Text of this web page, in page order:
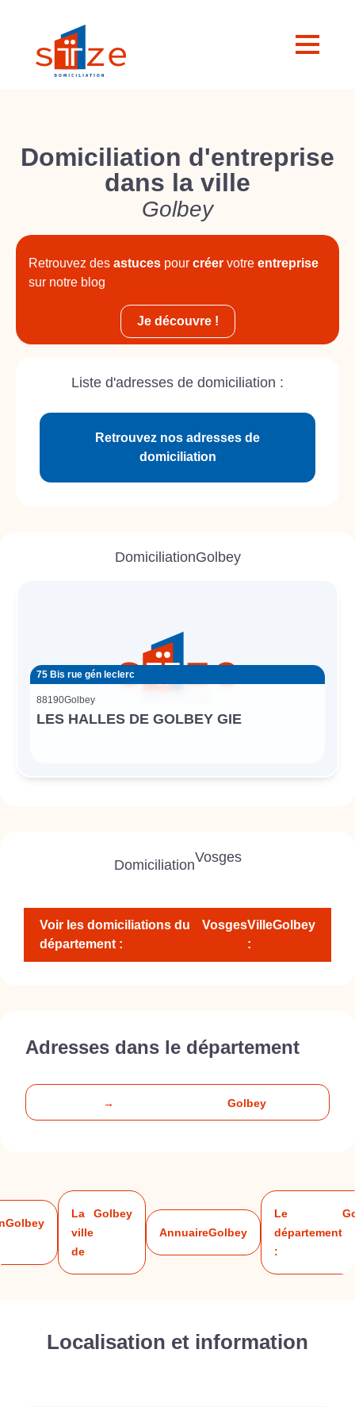
Domiciliation d'entreprise
dans la ville
Golbey
Retrouvez des astuces pour créer votre entreprise
sur notre blog
Je découvre !
Liste d'adresses de domiciliation :
Retrouvez nos adresses de
domiciliation
DomiciliationGolbey
75 Bis rue gén leclerc
88190Golbey
LES HALLES DE GOLBEY GIE
DomiciliationVosges
Voir les domiciliations du
département :
VosgesVille
:
Golbey
Adresses dans le département
→ Golbey
Golbey
La
ville
de
Golbey
AnnuaireGolbey
Le
département
:
Localisation et information